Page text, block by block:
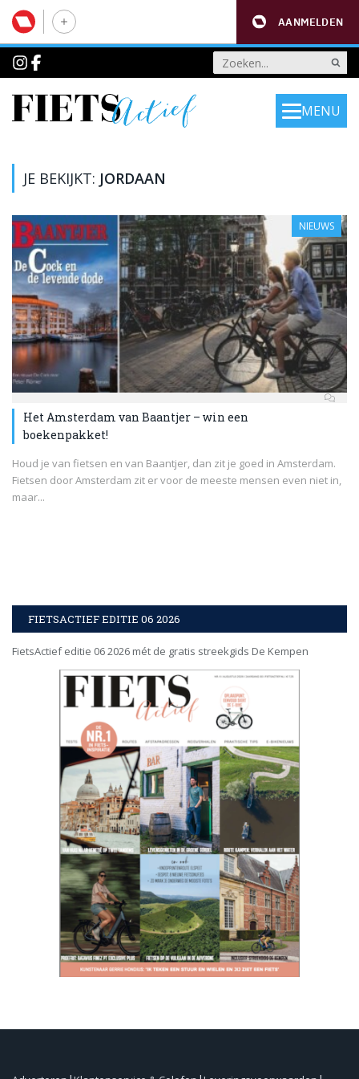
AANMELDEN
MENU
JE BEKIJKT: JORDAAN
NIEUWS
Het Amsterdam van Baantjer – win een
boekenpakket!
Houd je van fietsen en van Baantjer, dan zit je goed in Amsterdam.
Fietsen door Amsterdam zit er voor de meeste mensen even niet in,
maar...
FIETSACTIEF EDITIE 06 2026
FietsActief editie 06 2026 mét de gratis streekgids De Kempen